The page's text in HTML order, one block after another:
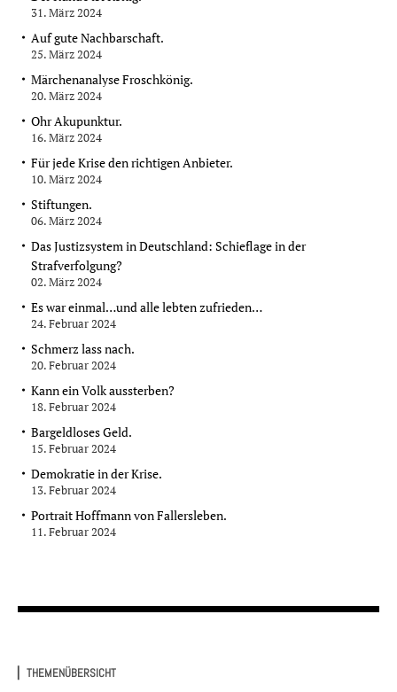
31. März 2024
Auf gute Nachbarschaft.
25. März 2024
Märchenanalyse Froschkönig.
20. März 2024
Ohr Akupunktur.
16. März 2024
Für jede Krise den richtigen Anbieter.
10. März 2024
Stiftungen.
06. März 2024
Das Justizsystem in Deutschland: Schieflage in der
Strafverfolgung?
02. März 2024
Es war einmal…und alle lebten zufrieden…
24. Februar 2024
Schmerz lass nach.
20. Februar 2024
Kann ein Volk aussterben?
18. Februar 2024
Bargeldloses Geld.
15. Februar 2024
Demokratie in der Krise.
13. Februar 2024
Portrait Hoffmann von Fallersleben.
11. Februar 2024
▏THEMENÜBERSICHT